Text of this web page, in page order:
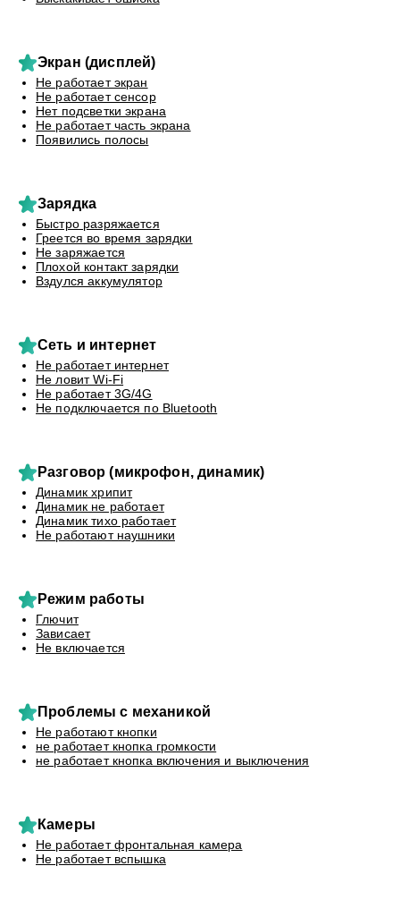
Экран (дисплей)
Не работает экран
Не работает сенсор
Нет подсветки экрана
Не работает часть экрана
Появились полосы
Зарядка
Быстро разряжается
Греется во время зарядки
Не заряжается
Плохой контакт зарядки
Вздулся аккумулятор
Сеть и интернет
Не работает интернет
Не ловит Wi-Fi
Не работает 3G/4G
Не подключается по Bluetooth
Разговор (микрофон, динамик)
Динамик хрипит
Динамик не работает
Динамик тихо работает
Не работают наушники
Режим работы
Глючит
Зависает
Не включается
Проблемы с механикой
Не работают кнопки
не работает кнопка громкости
не работает кнопка включения и выключения
Камеры
Не работает фронтальная камера
Не работает вспышка